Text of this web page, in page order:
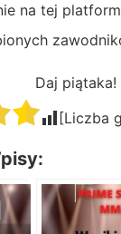
na tej
Daj piątaka!
[Liczba